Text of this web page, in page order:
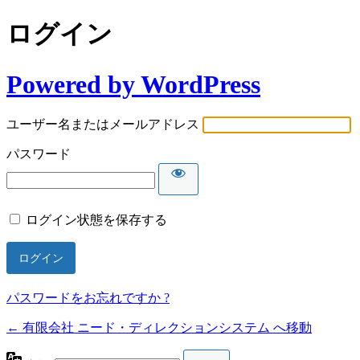
ログイン
Powered by WordPress
ユーザー名またはメールアドレス
パスワード
ログイン状態を保存する
パスワードをお忘れですか ?
← 有限会社 ニード・ディレクションシステム へ移動